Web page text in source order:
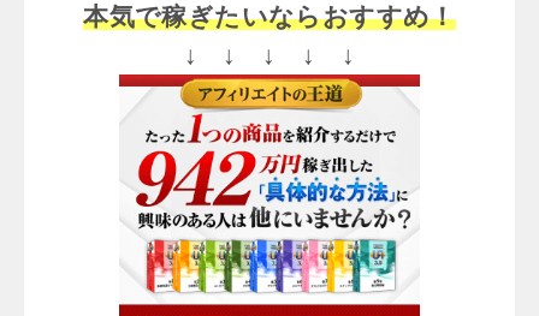
本気で稼ぎたいならおすすめ！
↓ ↓ ↓ ↓ ↓